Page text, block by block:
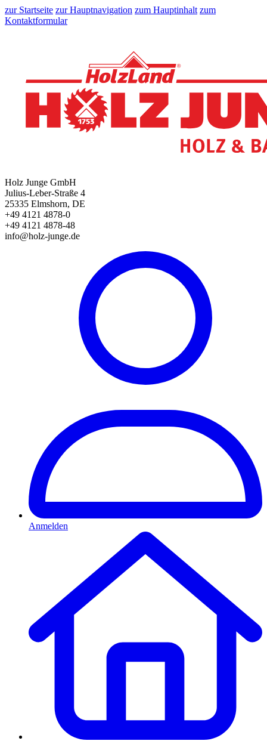
zur Startseite zur Hauptnavigation zum Hauptinhalt zum
Kontaktformular
Holz Junge GmbH
Julius-Leber-Straße 4
25335 Elmshorn, DE
+49 4121 4878-0
+49 4121 4878-48
info@holz-junge.de
Anmelden